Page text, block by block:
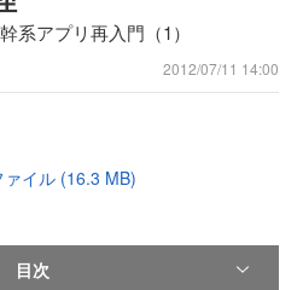
系アプリ再入門（1）
2012/07/11 14:00
イル (16.3 MB)
目次